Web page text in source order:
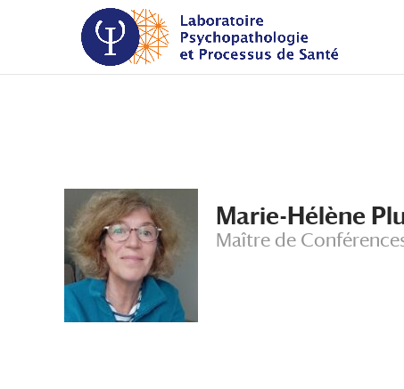
principal
navigation
Marie-Hélène
Maître de